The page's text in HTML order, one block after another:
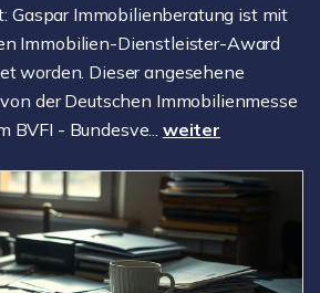
Gaspar Immobilienberatung ist mit
Immobilien-Dienstleister-Award
worden. Dieser angesehene
der Deutschen Immobilienmesse
BVFI - Bundesve... weiter